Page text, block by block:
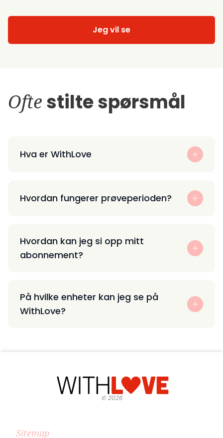
Jeg vil se
Ofte stilte spørsmål
Hva er WithLove
Hvordan fungerer prøveperioden?
Hvordan kan jeg si opp mitt
abonnement?
På hvilke enheter kan jeg se på
WithLove?
©2026
Sitemap